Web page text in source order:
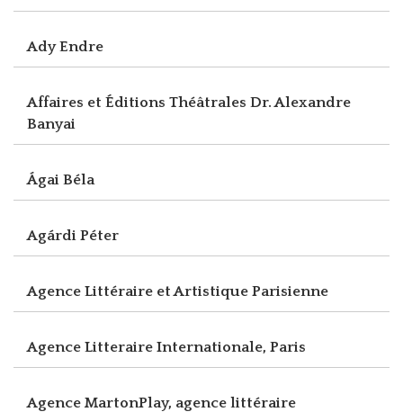
Ady Endre
Affaires et Éditions Théâtrales Dr. Alexandre
Banyai
Ágai Béla
Agárdi Péter
Agence Littéraire et Artistique Parisienne
Agence Litteraire Internationale, Paris
Agence MartonPlay, agence littéraire